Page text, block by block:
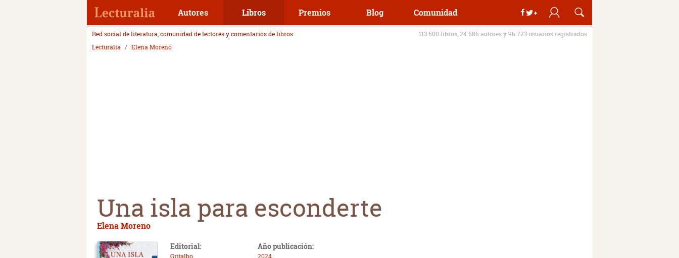
Autores Libros Premios Blog Comunidad
Red social de literatura, comunidad de lectores y comentarios de libros
113.600 libros, 24.686 autores y 96.723 usuarios registrados
Lecturalia
Elena Moreno
Una isla para esconderte
Elena Moreno
Editorial:
Grijalbo
Año publicación:
2024